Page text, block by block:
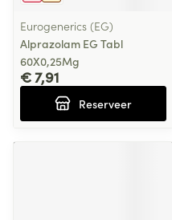
Eurogenerics (EG)
Alprazolam EG Tabl
60X0,25Mg
€ 7,91
Reserveer